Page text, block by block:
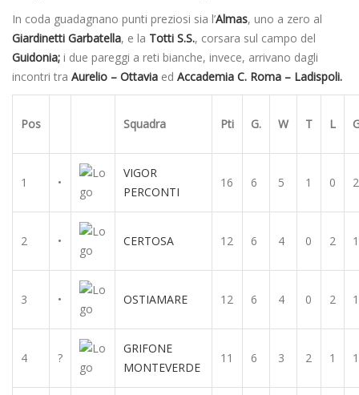
In coda guadagnano punti preziosi sia l’Almas, uno a zero al
Giardinetti Garbatella, e la Totti S.S., corsara sul campo del
Guidonia; i due pareggi a reti bianche, invece, arrivano dagli
incontri tra Aurelio – Ottavia ed Accademia C. Roma – Ladispoli.
Pos Squadra Pti G. W T L
1 •
VIGOR
PERCONTI
16 6 5 1 0
2 • CERTOSA 12 6 4 0 2
3 • OSTIAMARE 12 6 4 0 2
4 ?
GRIFONE
MONTEVERDE
11 6 3 2 1